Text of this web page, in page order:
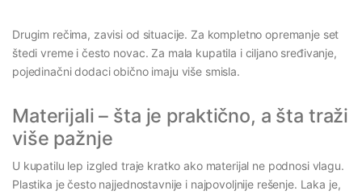
Drugim rečima, zavisi od situacije. Za kompletno opremanje set
štedi vreme i često novac. Za mala kupatila i ciljano sređivanje,
pojedinačni dodaci obično imaju više smisla.
Materijali – šta je praktično, a šta traži
više pažnje
U kupatilu lep izgled traje kratko ako materijal ne podnosi vlagu.
Plastika je često najjednostavnije i najpovoljnije rešenje. Laka je,